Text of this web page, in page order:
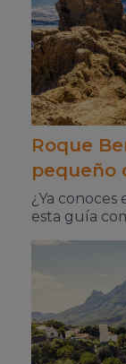
Roque
pequeño
¿Ya
esta guía